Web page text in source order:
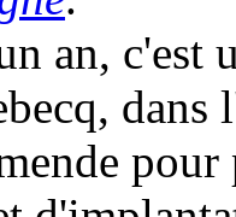
an, c'est
dans